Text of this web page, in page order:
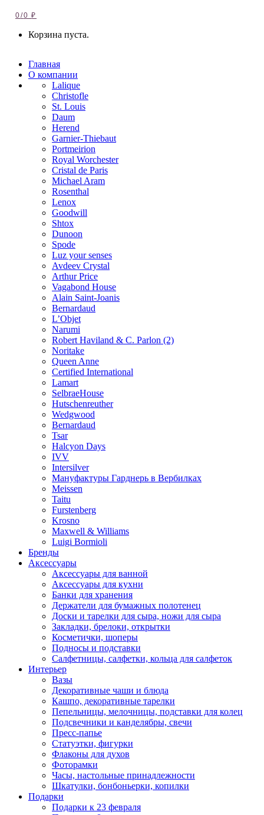
0/0₽
Корзина пуста.
Главная
О компании
Lalique
Christofle
St. Louis
Daum
Herend
Garnier-Thiebaut
Portmeirion
Royal Worchester
Cristal de Paris
Michael Aram
Rosenthal
Lenox
Goodwill
Shtox
Dunoon
Spode
Luz your senses
Avdeev Crystal
Arthur Price
Vagabond House
Alain Saint-Joanis
Bernardaud
L’Objet
Narumi
Robert Haviland & C. Parlon (2)
Noritakе
Queen Anne
Certified International
Lamart
SelbraeHouse
Hutschenreuther
Wedgwood
Bernardaud
Tsar
Halcyon Days
IVV
Intersilver
Мануфактуры Гарднерь в Вербилках
Meissen
Taitu
Furstenberg
Krosno
Maxwell & Williams
Luigi Bormioli
Бренды
Аксессуары
Аксессуары для ванной
Аксессуары для кухни
Банки для хранения
Держатели для бумажных полотенец
Доски и тарелки для сыра, ножи для сыра
Закладки, брелоки, открытки
Косметички, шоперы
Подносы и подставки
Салфетницы, салфетки, кольца для салфеток
Интерьер
Вазы
Декоративные чаши и блюда
Кашпо, декоративные тарелки
Пепельницы, мелочницы, подставки для колец
Подсвечники и канделябры, свечи
Пресс-папье
Статуэтки, фигурки
Флаконы для духов
Фоторамки
Часы, настольные принадлежности
Шкатулки, бонбоньерки, копилки
Подарки
Подарки к 23 февраля